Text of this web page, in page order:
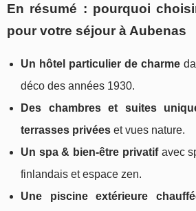
En résumé : pourquoi
pour votre séjour à Aubenas
Un hôtel particulier de charme
déco des années 1930.
Des chambres et suites
terrasses privées et vues nature.
Un spa & bien-être privatifavec
finlandais et espace zen.
Une piscine extérieure